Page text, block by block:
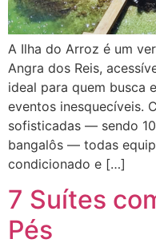
A Ilha do Arroz é um
Angra dos Reis,
ideal para quem busca
eventos inesquecíveis.
sofisticadas — sendo
bangalôs — todas
condicionado e […]
7 Suítes
Pés